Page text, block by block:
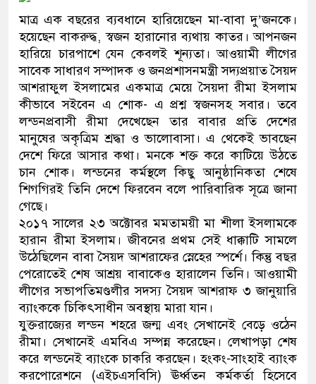
সিল-স্বাক্ষর জালিয়াতি চক্রের পাঁচ সদস্য
উদ্ধার
জনগণ পরিবর্তন চেয়েছে বলেই
প্রধানমন্ত্রী
মিরপুর মডেল থানার অভিযানে ৯০
মাদক কারবারি গ্রেফতার
থানা পুলিশ
যেকোনো সময় বেনজীরের প্রত্যাবর্তন
নেতৃত্ব ও গণতন্ত্রের মূর্তমান প্রতীক
মাত্র এক বছরের ব্যবধানে হারিয়েছেন মা-বাবা দু’জনকে।
হয়েছেন বাকরুদ্ধ, স্বজন হারানোর ব্যথায় কাতর। আপনজন
হারিয়ে চারপাশে যেন কেবলই শূন্যতা। আওয়ামী লীগের
সাবেক সাধারণ সম্পাদক ও জনপ্রশাসনমন্ত্রী সদ্যপ্রয়াত সৈয়দ
আশরাফুল ইসলামের একমাত্র মেয়ে সৈয়দা রীমা ইসলাম
কীভাবে সইবেন এ শোক- এ প্রশ্ন স্বজনসহ সবার। তবে
লন্ডনপ্রবাসী রীমা দেখেছেন তার বাবার প্রতি দেশের
মানুষের অকৃত্রিম শ্রদ্ধা ও ভালোবাসা। এ থেকেই ভাবছেন
দেশে ফিরে আসার কথা। মনকে শক্ত করে কাটিয়ে উঠতে
চান শোক। লন্ডনের কর্মস্থলে কিছু আনুষ্ঠানিকতা শেষে
শিগগিরই তিনি দেশে ফিরবেন বলে পারিবারিক সূত্রে জানা
গেছে।
২০১৭ সালের ২৩ অক্টোবর মমতাময়ী মা শীলা ইসলামকে
হারান রীমা ইসলাম। জীবনের প্রথম সেই ধাক্কাটি সামলে
উঠেছিলেন বাবা সৈয়দ আশরাফের স্নেহের স্পর্শে। কিন্তু বছর
পেরোতেই শেষ আশ্রয় বাবাকেও হারালেন তিনি। আওয়ামী
লীগের সভাপতিমণ্ডলীর সদস্য সৈয়দ আশরাফ ৩ জানুয়ারি
ব্যাংককে চিকিৎসাধীন অবস্থায় মারা যান।
যুক্তরাজ্যের লন্ডন শহরে জন্ম এবং সেখানেই বেড়ে ওঠেন
রীমা। সেখানেই এমবিএ সম্পন্ন করেছেন। লেখাপড়া শেষ
করে লন্ডনেই ব্যাংকে চাকরি করছেন। হংকং-সাংহাই ব্যাংক
করপোরেশনে (এইচএসবিসি) ঊর্ধ্বতন কর্মকর্তা হিসেবে